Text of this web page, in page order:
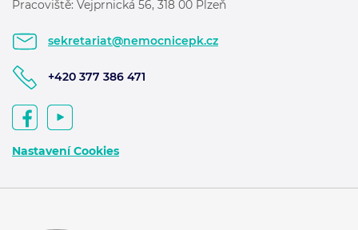
Pracoviště: Vejprnická 56, 318 00 Plzeň
sekretariat@nemocnicepk.cz
+420 377 386 471
Nastavení Cookies